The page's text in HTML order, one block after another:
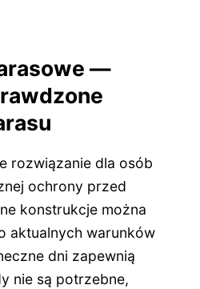
—
rozwiązanie dla osób
ochrony przed
konstrukcje można
aktualnych warunków
dni zapewnią
nie są potrzebne,